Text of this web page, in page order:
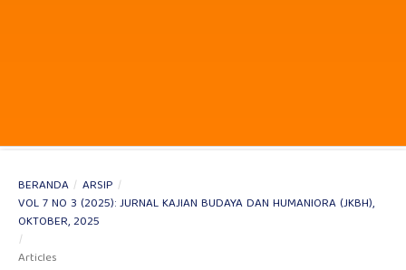
BERANDA / ARSIP /
VOL 7 NO 3 (2025): JURNAL KAJIAN BUDAYA DAN HUMANIORA (JKBH),
OKTOBER, 2025
/
Articles